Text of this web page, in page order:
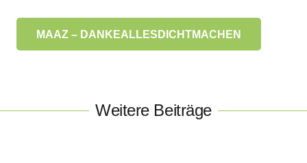
MAAZ – DANKEALLESDICHTMACHEN
Weitere Beiträge